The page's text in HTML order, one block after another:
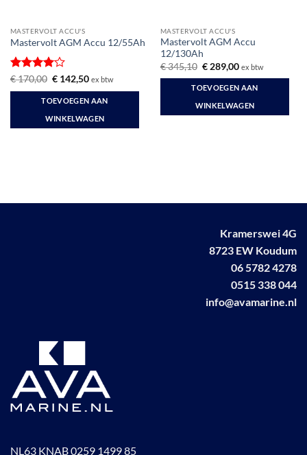
MASTERVOLT ACCU'S
Mastervolt AGM Accu 12/55Ah
Gewaardeerd
4uit 5
€170,00 Oorspronkelijke
was:
€ 170,00.
€142,50Huidige
is:
€ 142,50.
ex btw
TOEVOEGEN AAN
WINKELWAGEN
MASTERVOLT ACCU'S
Mastervolt AGM Accu
12/130Ah
€345,10 Oorspronkelijke
was:
€ 345,10.
€289,00Huidige
is:
€ 289,00.
ex btw
TOEVOEGEN AAN
WINKELWAGEN
Kramerswei 4G
8723 EW Koudum
06 5782 4278
0515 338 044
info@avamarine.nl
NL63 KNAB 0259 1499 85